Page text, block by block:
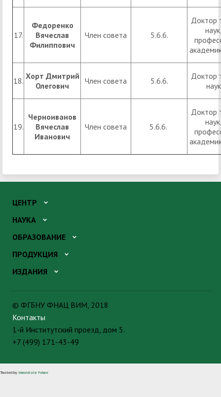
17.
Федоренко
Вячеслав
Филиппович
Член совета 5.6.6.
Доктор
18. Хорт Дмитрий
Олегович
Член совета 5.6.6.
Доктор
наук
19.
Черноиванов
Вячеслав
Иванович
Член совета 5.6.6.
Доктор
ЦЕНТР
НАУКА
ОБРАЗОВАНИЕ
ПРОДУКЦИЯ
ИЗДАНИЯ
© ФГБНУ ФНАЦ ВИМ, 2018
Контакты
1-й Институтский проезд, дом 5.
+7 (499) 171-43-49
Trusted by Immediate Future